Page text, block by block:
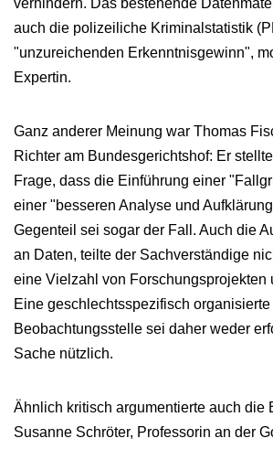
verhindern. Das bestehende
auch die polizeiliche Kriminalstatistik
"unzureichenden Erkenntnisgewinn",
Expertin.
Ganz anderer Meinung war Thomas
Richter am Bundesgerichtshof: Er
Frage, dass die Einführung einer
einer "besseren Analyse und
Gegenteil sei sogar der Fall. Auch die
an Daten, teilte der Sachverständige
eine Vielzahl von Forschungsprojekten
Eine geschlechtsspezifisch organisierte
Beobachtungsstelle sei daher weder
Sache nützlich.
Ähnlich kritisch argumentierte auch die
Susanne Schröter, Professorin an der